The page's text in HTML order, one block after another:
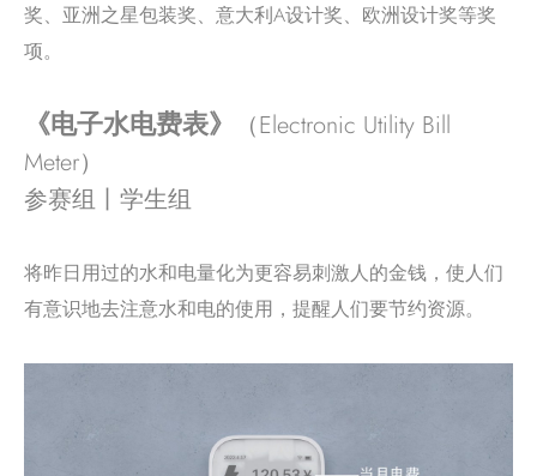
奖、亚洲之星包装奖、意大利A设计奖、欧洲设计奖等奖
项。
《电子水电费表》
（Electronic Utility Bill
Meter）
参赛组丨学生组
将昨日用过的水和电量化为更容易刺激人的金钱，使人们
有意识地去注意水和电的使用，提醒人们要节约资源。